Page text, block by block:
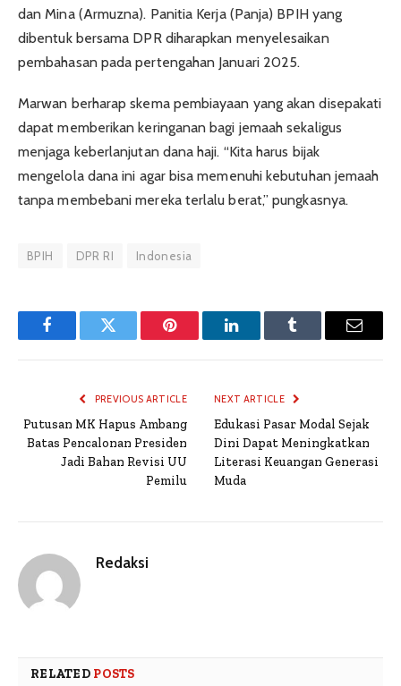
dan Mina (Armuzna). Panitia Kerja (Panja) BPIH yang
dibentuk bersama DPR diharapkan menyelesaikan
pembahasan pada pertengahan Januari 2025.
Marwan berharap skema pembiayaan yang akan disepakati
dapat memberikan keringanan bagi jemaah sekaligus
menjaga keberlanjutan dana haji. “Kita harus bijak
mengelola dana ini agar bisa memenuhi kebutuhan jemaah
tanpa membebani mereka terlalu berat,” pungkasnya.
BPIH DPR RI Indonesia
FacebookTwitter Pinterest LinkedInTumblr Email
PREVIOUS ARTICLE
Putusan MK Hapus Ambang
Batas Pencalonan Presiden
Jadi Bahan Revisi UU
Pemilu
NEXT ARTICLE
Edukasi Pasar Modal Sejak
Dini Dapat Meningkatkan
Literasi Keuangan Generasi
Muda
Redaksi
RELATED POSTS